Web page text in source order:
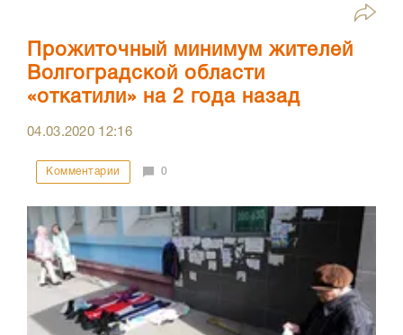
Прожиточный минимум жителей
Волгоградской области
«откатили» на 2 года назад
04.03.2020 12:16
Комментарии 0